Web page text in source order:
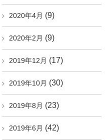
2020年4月 (9)
2020年2月 (9)
2019年12月 (17)
2019年10月 (30)
2019年8月 (23)
2019年6月 (42)